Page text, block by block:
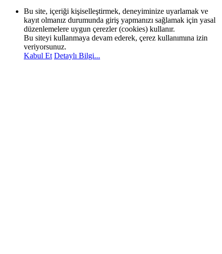
Bu site, içeriği kişiselleştirmek, deneyiminize uyarlamak ve
kayıt olmanız durumunda giriş yapmanızı sağlamak için yasal
düzenlemelere uygun çerezler (cookies) kullanır.
Bu siteyi kullanmaya devam ederek, çerez kullanımına izin
veriyorsunuz.
Kabul Et Detaylı Bilgi...